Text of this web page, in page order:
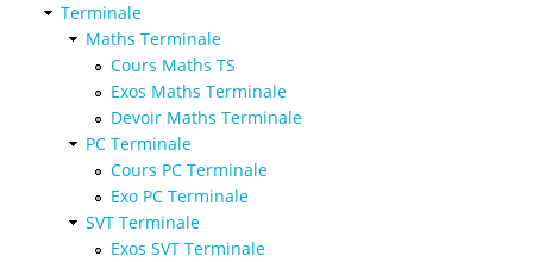
Terminale
Maths Terminale
Cours Maths TS
Exos Maths Terminale
Devoir Maths Terminale
PC Terminale
Cours PC Terminale
Exo PC Terminale
SVT Terminale
Exos SVT Terminale